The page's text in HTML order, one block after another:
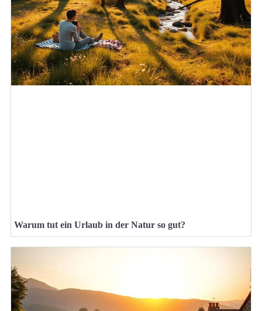
Warum tut ein Urlaub in der Natur so gut?